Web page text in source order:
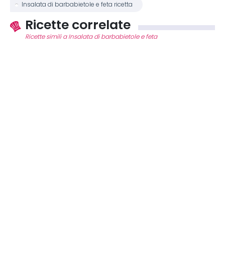
Insalata di barbabietole e feta ricetta
Ricette correlate
Ricette simili a Insalata di barbabietole e feta